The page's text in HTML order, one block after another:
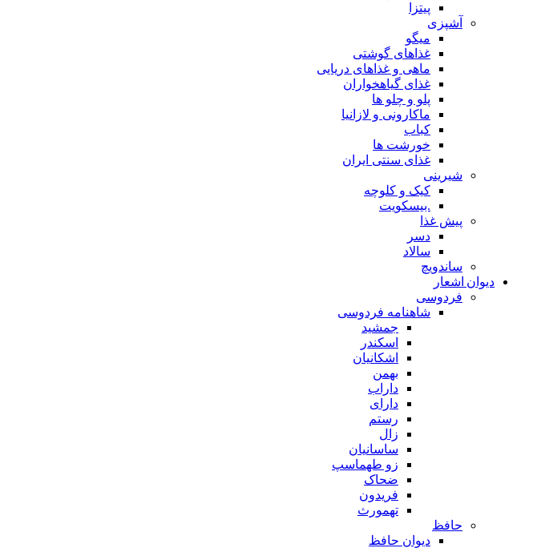
پیتزا
آشپزی
میگو
غذاهای گوشتی
ماهی و غذاهای دریایی
غذای گیاهخواران
پلو و چلو ها
ماکارونی و لازانیا
کباب
خورشت ها
غذای سنتی ایران
شیرینی
کیک و کلوچه
.بیسکویت
پیش غذا
دسر
سالاد
ساندویچ
دیوان اشعار
فردوسی
شاهنامه فردوسی
جمشید
اسکندر
اشکانیان
بهمن
داراب
دارای
رستم
زال
ساسانیان
زو طهماسپ‏
ضحاک
فریدون
تهمورث
حافظ
دیوان حافظ